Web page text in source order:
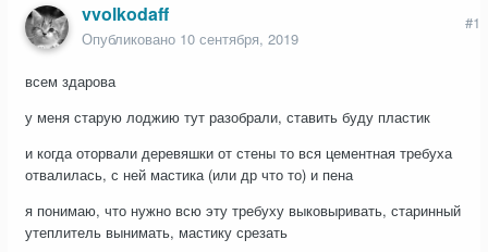
vvolkodaff
Опубликовано 10 сентября, 2019
#1
всем здарова
у меня старую лоджию тут разобрали, ставить буду пластик
и когда оторвали деревяшки от стены то вся цементная требуха
отвалилась, с ней мастика (или др что то) и пена
я понимаю, что нужно всю эту требуху выковыривать, старинный
утеплитель вынимать, мастику срезать